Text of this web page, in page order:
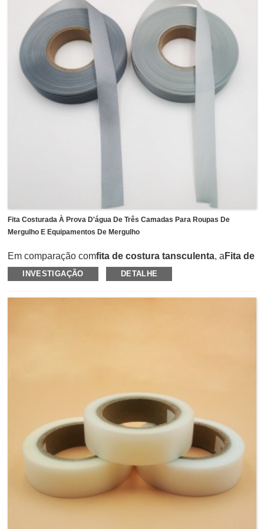
comumente usado para selar as caixas de biscoitos, caixas
de biscoitos, latas, recipientes de alimentos ou outras
caixas de doces, etc.
Fita Costurada À Prova D'água De Três Camadas Para Roupas De
Mergulho E Equipamentos De Mergulho
Em comparação comfita de costura tansculenta, a Fita de
vedação de costura à prova d'águasão compostos de
materiais multicamadas que usam filme de TPU à prova
de costura de três camadas também adiciona um tecido
construção resistente, esta fita de costura será comumente
usada em áreas de desgaste pesado, bem como em
roupas pesadas para uma solução ideal para aplicação
militar.Essas fitas de vedação de costura também podem
ser impressas de forma personalizada com o logotipo da
empresa ou design exclusivo.
INVESTIGAÇÃO DETALHE